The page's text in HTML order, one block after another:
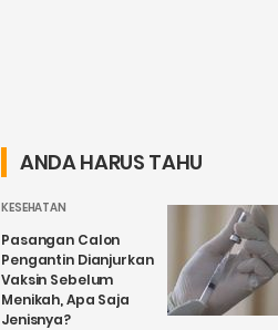
ANDA HARUS TAHU
KESEHATAN
Pasangan Calon
Pengantin Dianjurkan
Vaksin Sebelum
Menikah, Apa Saja
Jenisnya?